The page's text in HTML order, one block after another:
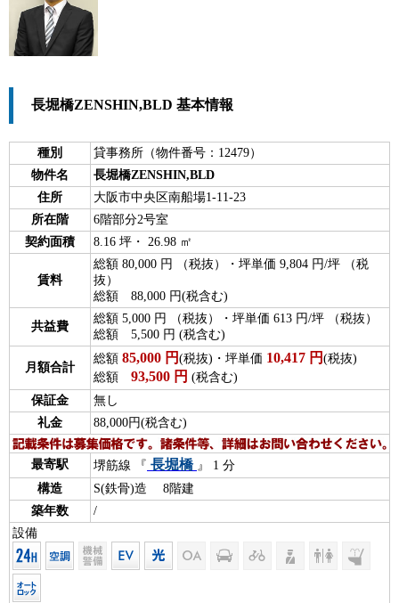
長堀橋ZENSHIN,BLD 基本情報
種別
貸事務所（物件番号：12479）
物件名
長堀橋ZENSHIN,BLD
住所
大阪市中央区南船場1-11-23
所在階
6階部分2号室
契約面積
8.16 坪・ 26.98 ㎡
賃料
総額 80,000 円 （税抜）・坪単価 9,804 円/坪 （税
抜）
総額 88,000 円(税含む)
共益費
総額 5,000 円 （税抜）・坪単価 613 円/坪 （税抜）
総額 5,500 円 (税含む)
月額合計
総額 85,000 円 (税抜)・坪単価 10,417 円 (税抜)
総額 93,500 円 (税含む)
保証金
無し
礼金
88,000円(税含む)
最寄駅 堺筋線 『 長堀橋 』 1 分
構造
S(鉄骨)造 8階建
築年数
/
設備